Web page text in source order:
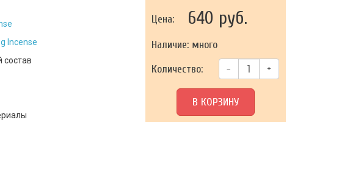
Incense
состав
Цена: 640 руб.
Наличие: много
Количество:
– +
В КОРЗИНУ